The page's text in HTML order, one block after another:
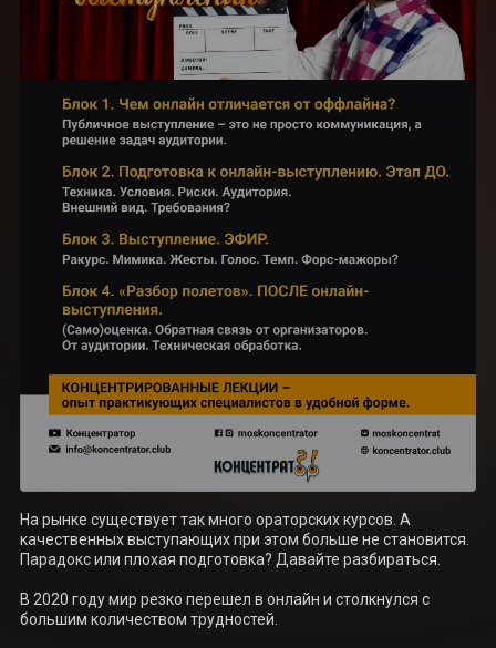
На рынке существует так много ораторских курсов. А
качественных выступающих при этом больше не становится.
Парадокс или плохая подготовка? Давайте разбираться.
В 2020 году мир резко перешел в онлайн и столкнулся с
большим количеством трудностей.